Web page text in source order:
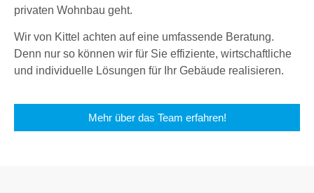
privaten Wohnbau geht.
Wir von Kittel achten auf eine umfassende Beratung.
Denn nur so können wir für Sie effiziente, wirtschaftliche
und individuelle Lösungen für Ihr Gebäude realisieren.
Mehr über das Team erfahren!